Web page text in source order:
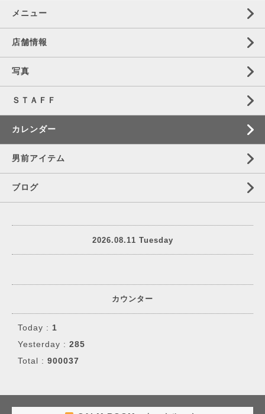
メニュー
店舗情報
写真
ＳＴＡＦＦ
カレンダー
男前アイテム
ブログ
2026.08.11 Tuesday
カウンター
Today : 1
Yesterday : 285
Total : 900037